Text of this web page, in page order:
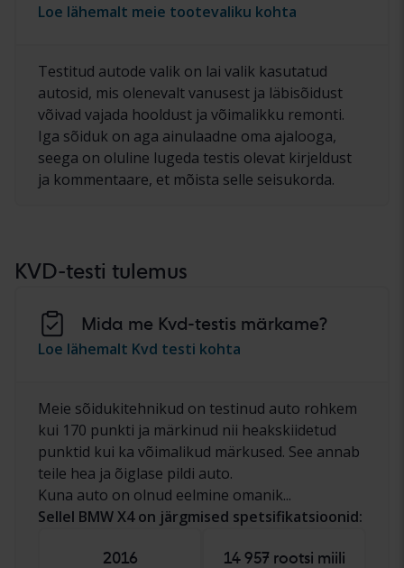
Loe lähemalt meie tootevaliku kohta
Testitud autode valik on lai valik kasutatud
autosid, mis olenevalt vanusest ja läbisõidust
võivad vajada hooldust ja võimalikku remonti.
Iga sõiduk on aga ainulaadne oma ajalooga,
seega on oluline lugeda testis olevat kirjeldust
ja kommentaare, et mõista selle seisukorda.
KVD-testi tulemus
Mida me Kvd-testis märkame?
Loe lähemalt Kvd testi kohta
Meie sõidukitehnikud on testinud auto rohkem
kui 170 punkti ja märkinud nii heakskiidetud
punktid kui ka võimalikud märkused. See annab
teile hea ja õiglase pildi auto.
Kuna auto on olnud eelmine omanik...
Sellel BMW X4 on järgmised spetsifikatsioonid:
2016 14 957 rootsi miili